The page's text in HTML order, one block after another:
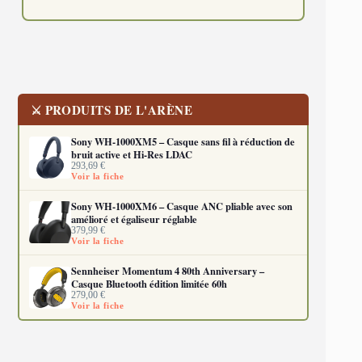
⚔ PRODUITS DE L'ARÈNE
Sony WH-1000XM5 – Casque sans fil à réduction de
bruit active et Hi-Res LDAC
293,69€
Voir la fiche
Sony WH-1000XM6 – Casque ANC pliable avec son
amélioré et égaliseur réglable
379,99€
Voir la fiche
Sennheiser Momentum 4 80th Anniversary –
Casque Bluetooth édition limitée 60h
279,00€
Voir la fiche